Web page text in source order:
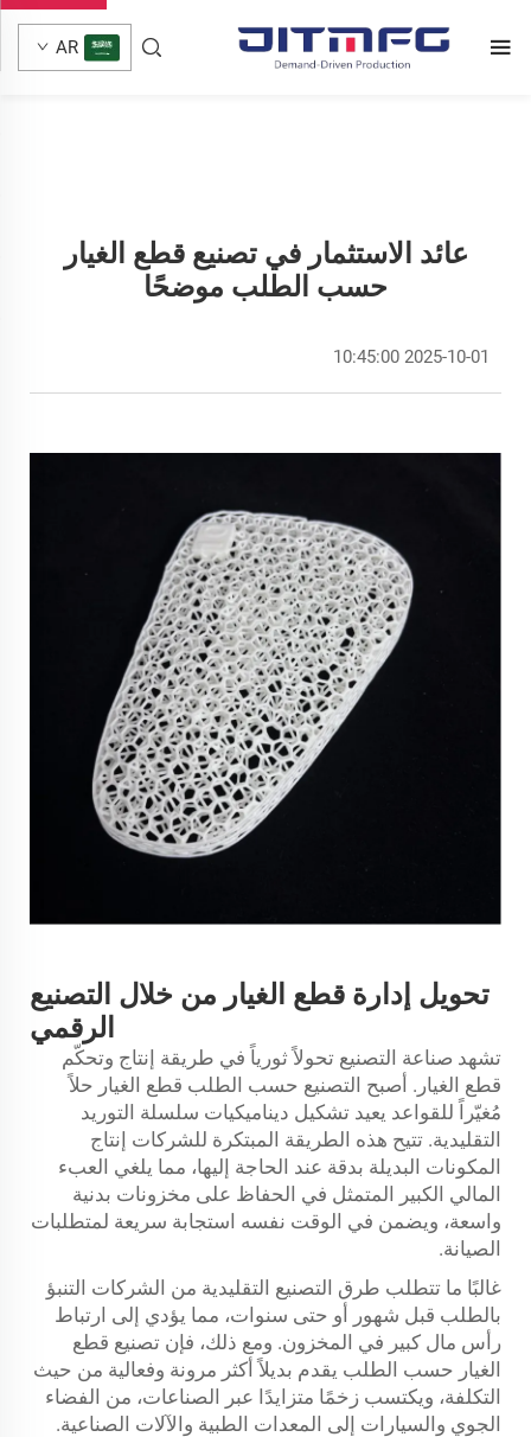
AR
عائد الاستثمار في تصنيع قطع الغيار
حسب الطلب موضحًا
2025-10-01 10:45:00
تحويل إدارة قطع الغيار من خلال التصنيع
الرقمي
تشهد صناعة التصنيع تحولاً ثورياً في طريقة إنتاج وتحكّم
قطع الغيار. أصبح التصنيع حسب الطلب قطع الغيار حلاً
مُغيّراً للقواعد يعيد تشكيل ديناميكيات سلسلة التوريد
التقليدية. تتيح هذه الطريقة المبتكرة للشركات إنتاج
المكونات البديلة بدقة عند الحاجة إليها، مما يلغي العبء
المالي الكبير المتمثل في الحفاظ على مخزونات بدنية
واسعة، ويضمن في الوقت نفسه استجابة سريعة لمتطلبات
الصيانة.
غالبًا ما تتطلب طرق التصنيع التقليدية من الشركات التنبؤ
بالطلب قبل شهور أو حتى سنوات، مما يؤدي إلى ارتباط
رأس مال كبير في المخزون. ومع ذلك، فإن تصنيع قطع
الغيار حسب الطلب يقدم بديلاً أكثر مرونة وفعالية من حيث
التكلفة، ويكتسب زخمًا متزايدًا عبر الصناعات، من الفضاء
الجوي والسيارات إلى المعدات الطبية والآلات الصناعية.